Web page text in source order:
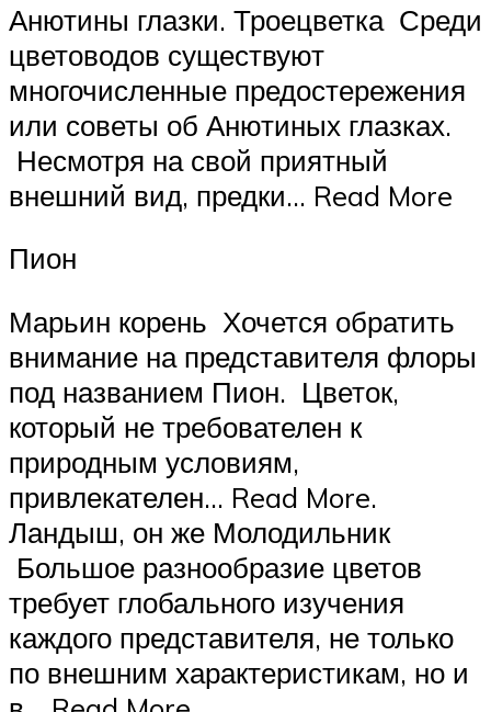
Анютины глазки. Троецветка Среди
цветоводов существуют
многочисленные предостережения
или советы об Анютиных глазках.
Несмотря на свой приятный
внешний вид, предки… Read More
Пион
Марьин корень Хочется обратить
внимание на представителя флоры
под названием Пион. Цветок,
который не требователен к
природным условиям,
привлекателен… Read More.
Ландыш, он же Молодильник
Большое разнообразие цветов
требует глобального изучения
каждого представителя, не только
по внешним характеристикам, но и